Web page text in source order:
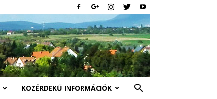
KÖZÉRDEKŰ INFORMÁCIÓK